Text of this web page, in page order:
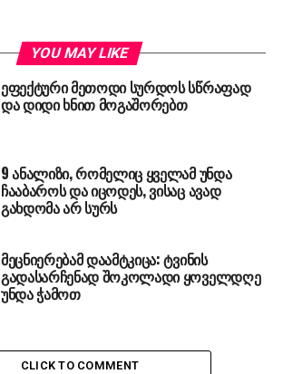
YOU MAY LIKE
ეფექტური მეთოდი სურდოს სწრაფად
და დიდი ხნით მოგაშორებთ
9 ანალიზი, რომელიც ყველამ უნდა
ჩააბაროს და იცოდეს, ვისაც ავად
გახდომა არ სურს
მეცნიერებამ დაამტკიცა: ტვინის
გადასარჩენად შოკოლადი ყოველდღე
უნდა ჭამოთ
CLICK TO COMMENT